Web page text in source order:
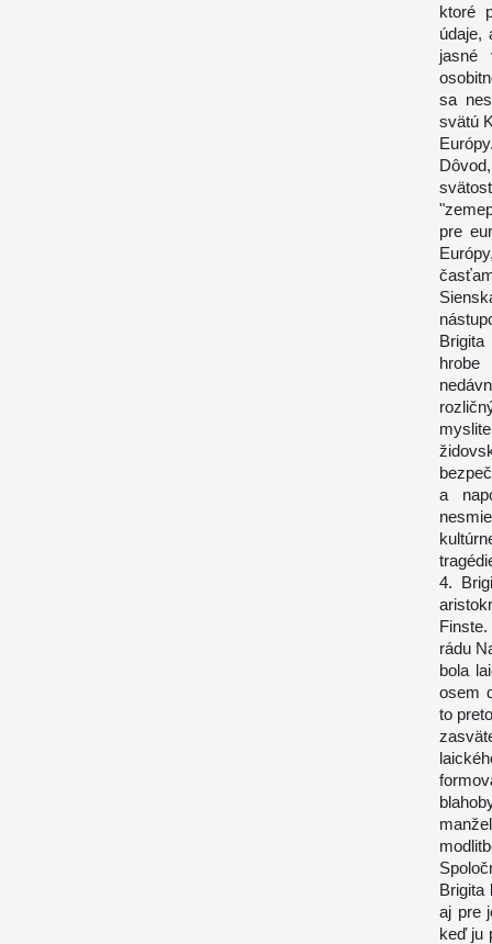
ktoré
údaje,
jasné
sa
svätú
pre
hrobe
a
4.
rádu
bola
osem
to
Brigita
aj pre
keď ju